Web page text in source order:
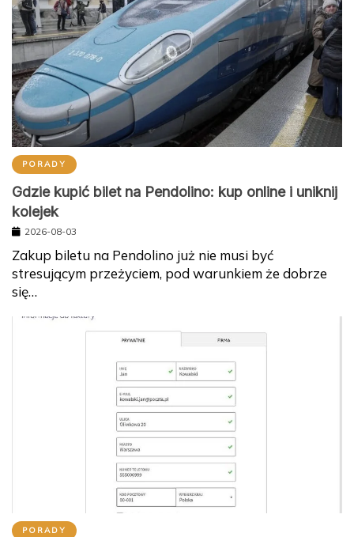
PORADY
Gdzie kupić bilet na Pendolino: kup online i uniknij
kolejek
2026-08-03
Zakup biletu na Pendolino już nie musi być
stresującym przeżyciem, pod warunkiem że dobrze
się…
PORADY